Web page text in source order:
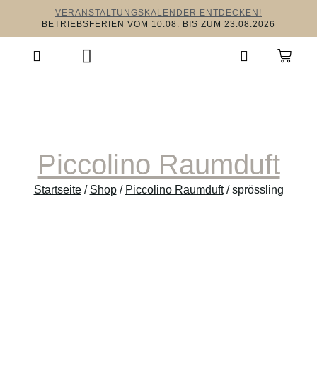
VERANSTALTUNGSKALENDER ENTDECKEN!
BETRIEBSFERIEN VOM 10.08. BIS ZUM 23.08.2026
Piccolino Raumduft
Startseite/ Shop/ Piccolino Raumduft/ sprössling